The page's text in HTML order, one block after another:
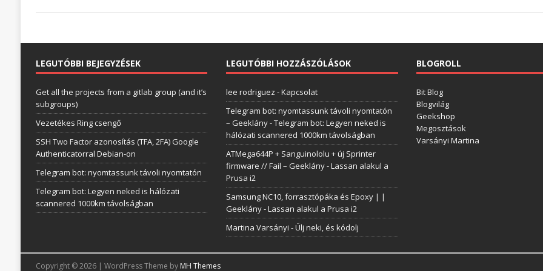
LEGUTÓBBI BEJEGYZÉSEK
Get all the projects from a gitlab group (and it’s
subgroups)
Vezetékes Ring csengő
SSH Two Factor azonosítás (TFA, 2FA) Google
Authenticatorral Debian-on
Telegram bot: nyomtassunk távoli nyomtatón
Telegram bot: Legyen neked is hálózati
scannered 1000km távolságban
LEGUTÓBBI HOZZÁSZÓLÁSOK
lee rodriguez -Kapcsolat
Telegram bot: nyomtassunk távoli nyomtatón
– Geeklány-Telegram bot: Legyen neked is
hálózati scannered 1000km távolságban
ATMega644P + Sanguinololu + új Sprinter
firmware // Fail – Geeklány-Lassan alakul a
Prusa i2
Samsung NC10, forrasztópáka és Epoxy | |
Geeklány-Lassan alakul a Prusa i2
Martina Varsányi -Ülj neki, és kódolj
BLOGROLL
Bit Blog
Blogvilág
Geekshop
Megosztások
Varsányi Martina
Copyright © 2026 | WordPress Theme by MH Themes